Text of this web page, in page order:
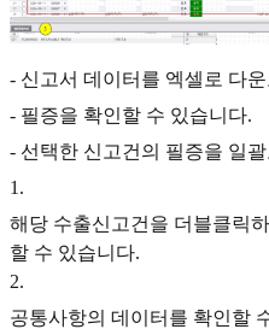
- 신고서 데이터를 엑셀로 다
- 필증을 확인할 수 있습니다.
- 선택한 신고건의 필증을 일
1 .
해당 수출신고건을 더블클릭
할 수 있습니다.
2.
공통사항의 데이터를 확인할